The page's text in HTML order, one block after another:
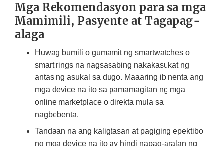
Mga Rekomendasyon para sa mga
Mamimili, Pasyente at Tagapag-
alaga
Huwag bumili o gumamit ng smartwatches o
smart rings na nagsasabing nakakasukat ng
antas ng asukal sa dugo. Maaaring ibinenta ang
mga device na ito sa pamamagitan ng mga
online marketplace o direkta mula sa
nagbebenta.
Tandaan na ang kaligtasan at pagiging epektibo
ng mga device na ito ay hindi napag-aralan ng